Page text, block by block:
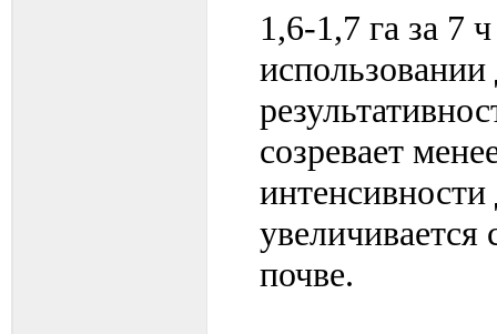
1,6-1,7 га за 7
созревает
почве.